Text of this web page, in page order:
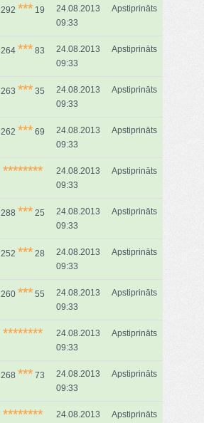
292 *** 19
24.08.2013
09:33
Apstiprināts
264 *** 83
24.08.2013
09:33
Apstiprināts
263 *** 35
24.08.2013
09:33
Apstiprināts
262 *** 69
24.08.2013
09:33
Apstiprināts
********
24.08.2013
09:33
Apstiprināts
288 *** 25
24.08.2013
09:33
Apstiprināts
252 *** 28
24.08.2013
09:33
Apstiprināts
260 *** 55
24.08.2013
09:33
Apstiprināts
********
24.08.2013
09:33
Apstiprināts
268 *** 73
24.08.2013
09:33
Apstiprināts
********
24.08.2013
Apstiprināts